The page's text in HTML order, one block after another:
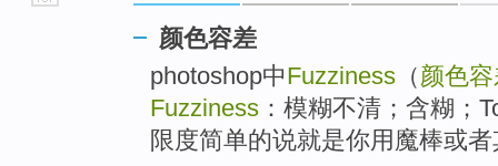
颜色容差
photoshop中Fuzziness （颜色
Fuzziness ：模糊不清；含糊；
限度简单的说就是你用魔棒或